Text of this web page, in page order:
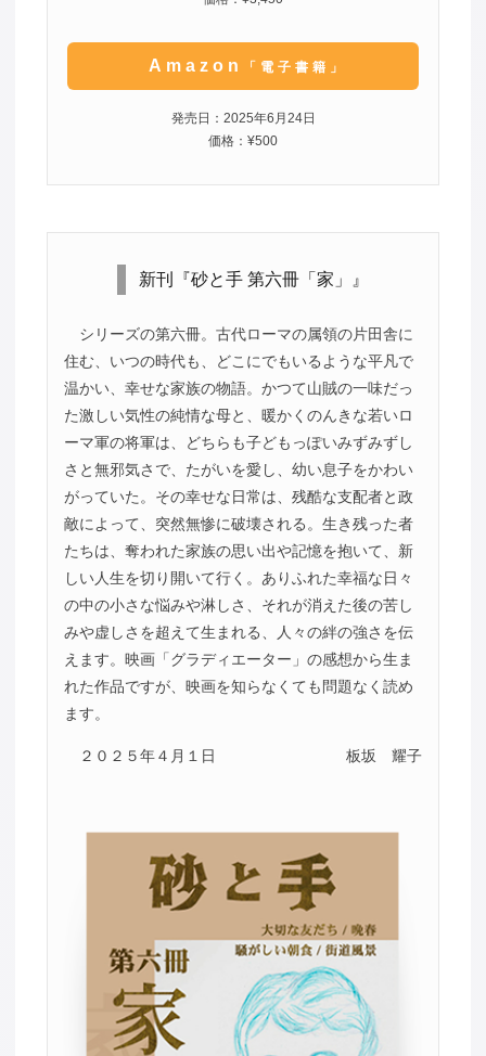
Amazon 「電子書籍」
発売日：2025年6月24日
価格：¥500
新刊『砂と手 第六冊「家」』
シリーズの第六冊。古代ローマの属領の片田舎に
住む、いつの時代も、どこにでもいるような平凡で
温かい、幸せな家族の物語。かつて山賊の一味だっ
た激しい気性の純情な母と、暖かくのんきな若いロ
ーマ軍の将軍は、どちらも子どもっぽいみずみずし
さと無邪気さで、たがいを愛し、幼い息子をかわい
がっていた。その幸せな日常は、残酷な支配者と政
敵によって、突然無惨に破壊される。生き残った者
たちは、奪われた家族の思い出や記憶を抱いて、新
しい人生を切り開いて行く。ありふれた幸福な日々
の中の小さな悩みや淋しさ、それが消えた後の苦し
みや虚しさを超えて生まれる、人々の絆の強さを伝
えます。映画「グラディエーター」の感想から生ま
れた作品ですが、映画を知らなくても問題なく読め
ます。
２０２５年４月１日 板坂 耀子